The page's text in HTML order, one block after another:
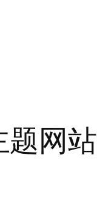
网站